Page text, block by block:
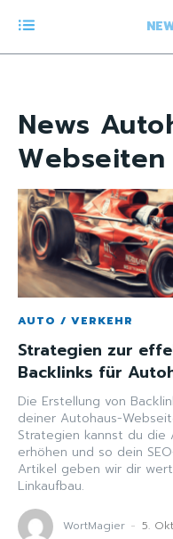
News
Webseiten
AUTO / VERKEHR
Strategien zur
Backlinks für
Die Erstellung von
deiner Autohaus-
Strategien kannst du die
erhöhen und so dein
Artikel geben wir dir
Linkaufbau.
WortMagier - 5.